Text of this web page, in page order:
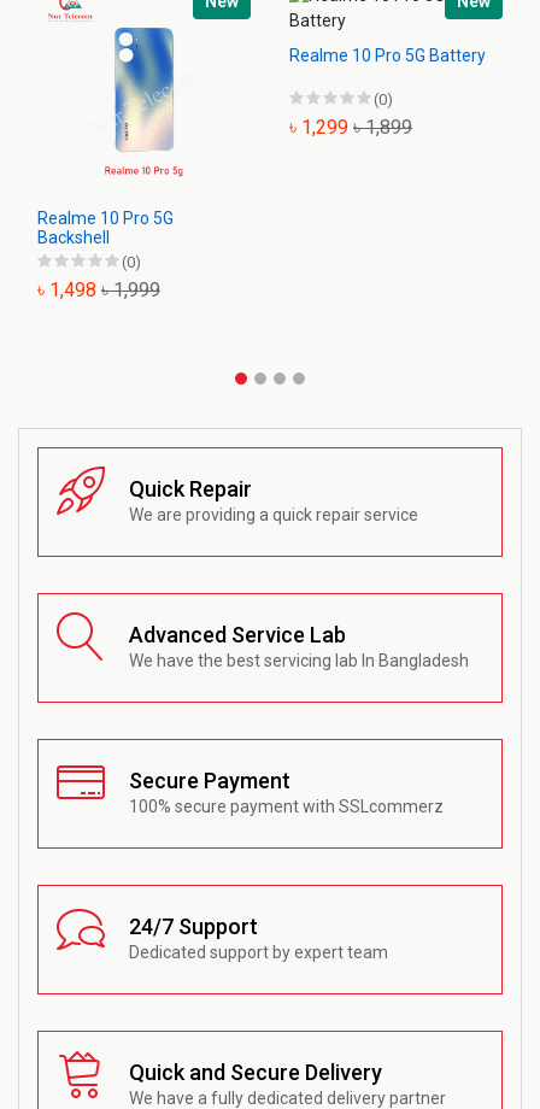
Realme 10 Pro 5G
Backshell
(0)
৳ 1,498 ৳ 1,999
Realme 10 Pro 5G Battery
(0)
৳ 1,299 ৳ 1,899
Quick Repair
We are providing a quick repair service
Advanced Service Lab
We have the best servicing lab In Bangladesh
Secure Payment
100% secure payment with SSLcommerz
24/7 Support
Dedicated support by expert team
Quick and Secure Delivery
We have a fully dedicated delivery partner